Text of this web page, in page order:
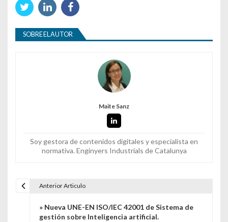
SOBRE EL AUTOR
Maite Sanz
Soy gestora de contenidos digitales y especialista en
normativa. Enginyers Industrials de Catalunya
Navegación de entradas
Anterior Articulo
» Nueva UNE-EN ISO/IEC 42001 de Sistema de
gestión sobre Inteligencia artificial.